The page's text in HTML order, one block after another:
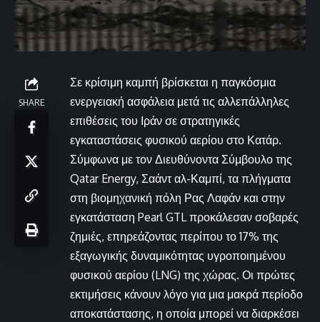
SHARE
Σε κρίσιμη καμπή βρίσκεται η παγκόσμια
ενεργειακή ασφάλεια μετά τις αλλεπάλληλες
επιθέσεις του Ιράν σε στρατηγικές
εγκαταστάσεις φυσικού αερίου στο Κατάρ.
Σύμφωνα με τον Διευθύνοντα Σύμβουλο της
Qatar Energy, Σαάντ αλ-Καμπί, τα πλήγματα
στη βιομηχανική πόλη Ρας Λαφάν και στην
εγκατάσταση Pearl GTL προκάλεσαν σοβαρές
ζημιές, επηρεάζοντας περίπου το 17% της
εξαγωγικής δυναμικότητας υγροποιημένου
φυσικού αερίου (LNG) της χώρας. Οι πρώτες
εκτιμήσεις κάνουν λόγο για μια μακρά περίοδο
αποκατάστασης, η οποία μπορεί να διαρκέσει